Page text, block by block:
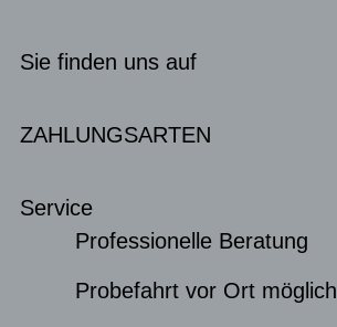
Sie finden uns auf
ZAHLUNGSARTEN
Service
Professionelle Beratung
Probefahrt vor Ort möglich